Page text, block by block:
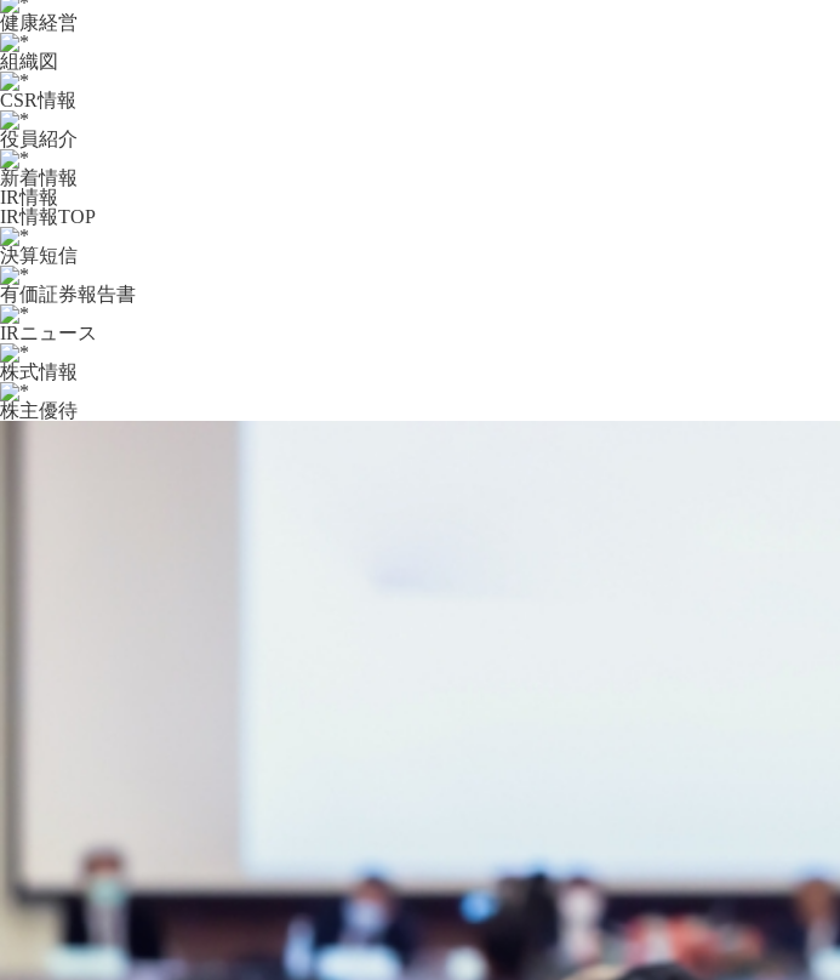
健康経営
組織図
CSR情報
役員紹介
新着情報
IR情報
IR情報TOP
決算短信
有価証券報告書
IRニュース
株式情報
株主優待